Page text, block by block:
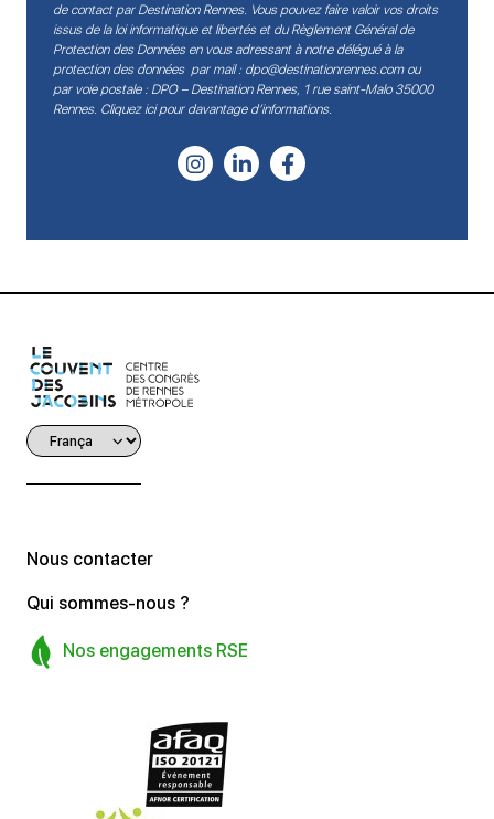
de contact par Destination Rennes. Vous pouvez faire valoir vos droits
issus de la loi informatique et libertés et du Règlement Général de
Protection des Données en vous adressant à notre délégué à la
protection des données par mail : dpo@destinationrennes.comou
par voie postale : DPO – Destination Rennes, 1 rue saint-Malo 35000
Rennes. Cliquez ici pour davantage d’informations.
Nous contacter
Qui sommes-nous ?
Nos engagements RSE